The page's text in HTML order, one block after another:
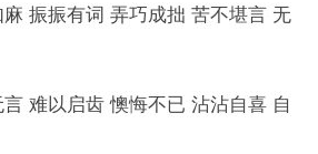
振振有词 弄巧成拙 苦不堪言 无
难以启齿 懊悔不已 沾沾自喜 自